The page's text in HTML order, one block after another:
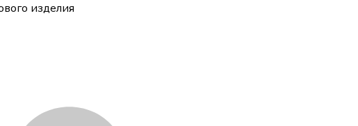
изделия